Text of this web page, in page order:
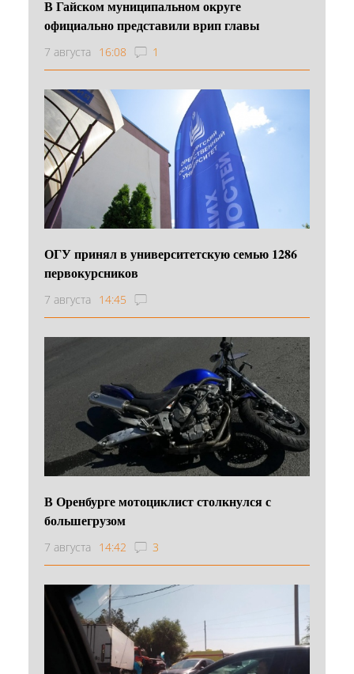
В Гайском муниципальном округе
официально представили врип главы
7 августа 16:08 1
ОГУ принял в университетскую семью 1286
первокурсников
7 августа 14:45
В Оренбурге мотоциклист столкнулся с
большегрузом
7 августа 14:42 3